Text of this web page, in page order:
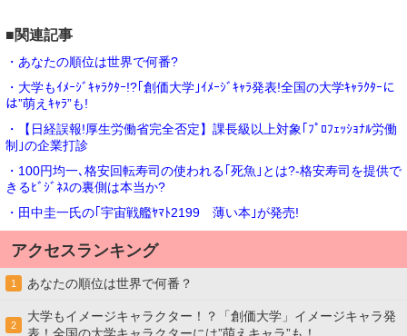
■関連記事
・あなたの順位は世界で何番?
・大学もｲﾒｰｼﾞｷｬﾗｸﾀｰ!?｢創価大学｣ｲﾒｰｼﾞｷｬﾗ発表!全国の大学ｷｬﾗｸﾀｰに
は”萌えｷｬﾗ”も!
・【日経誤報!厚生労働省完全否定】課長級以上対象｢ﾌﾟﾛﾌｪｯｼｮﾅﾙ労働
制｣の企業打診
・100円均一､格安回転寿司の使われる｢死魚｣とは?-格安寿司を提供で
きるﾋﾞｼﾞﾈｽの裏側は本当か?
・田中圭一氏の｢宇宙戦艦ﾔﾏﾄ2199 薄い本｣が発売!
アクセスランキング
1 あなたの順位は世界で何番？
2
大学もイメージキャラクター！？「創価大学」イメージキャラ発